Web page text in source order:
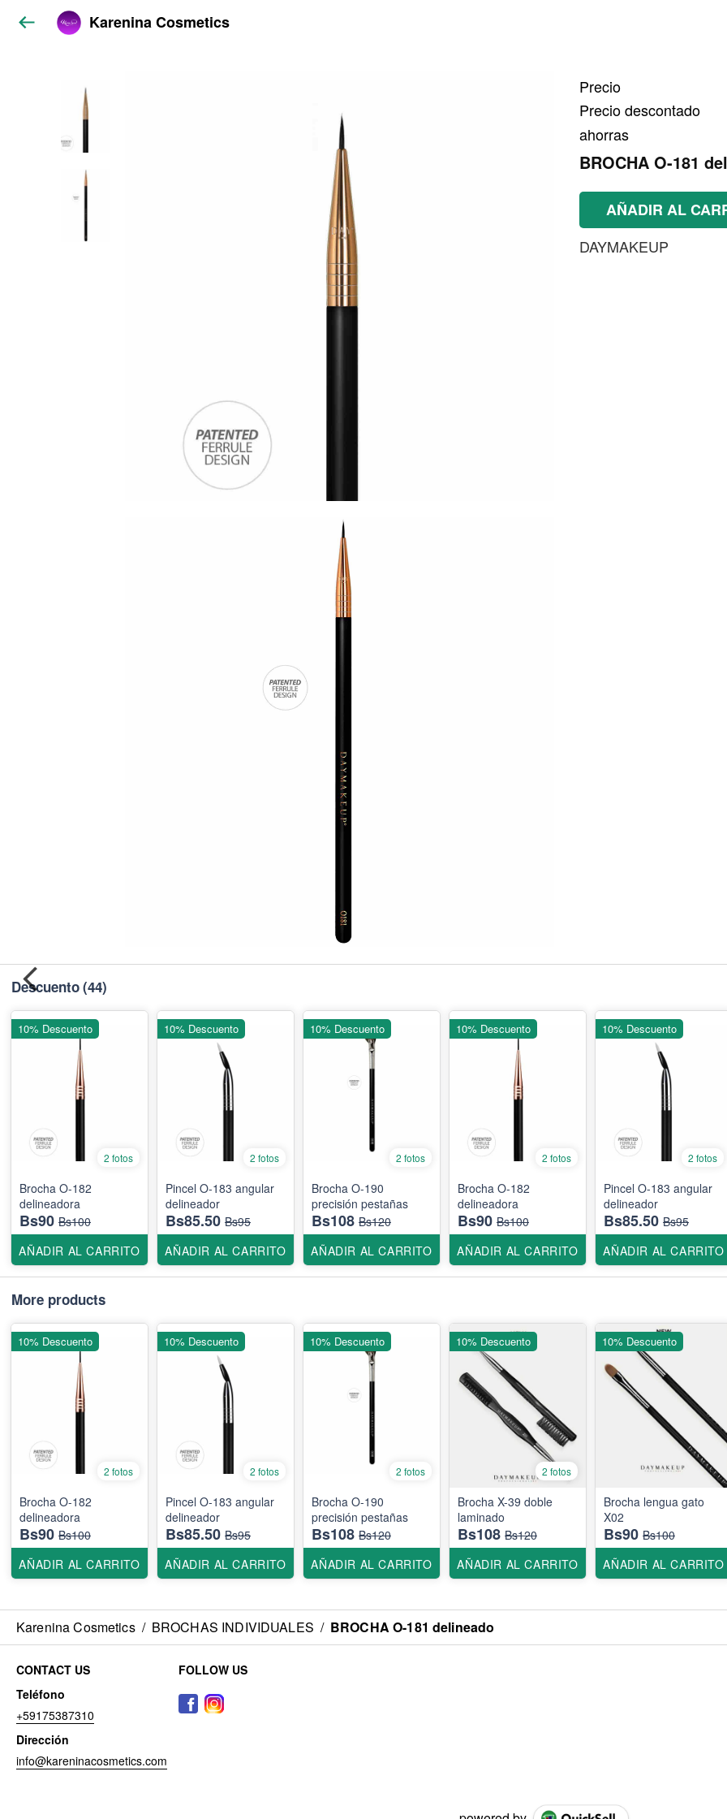
Karenina Cosmetics
Precio
Precio descontado
ahorras
BROCHA O-181
AÑADIR AL
DAYMAKEUP
Descuento(44)
2 fotos
Brocha O-182
delineadora
Bs90 Bs100
AÑADIR AL CARRITO
10% Descuento
2 fotos
Pincel O-183 angular
delineador
Bs85.50 Bs95
AÑADIR AL CARRITO
10% Descuento
2 fotos
Brocha O-190
precisión pestañas
Bs108 Bs120
AÑADIR AL CARRITO
10% Descuento
2 fotos
Brocha O-182
delineadora
Bs90 Bs100
AÑADIR AL CARRITO
10% Descuento
2 fotos
Pincel O-183 angular
delineador
Bs85.50 Bs95
AÑADIR AL CARRITO
10% Descuento
More products
2 fotos
Brocha O-182
delineadora
Bs90 Bs100
AÑADIR AL CARRITO
10% Descuento
2 fotos
Pincel O-183 angular
delineador
Bs85.50 Bs95
AÑADIR AL CARRITO
10% Descuento
2 fotos
Brocha O-190
precisión pestañas
Bs108 Bs120
AÑADIR AL CARRITO
10% Descuento
2 fotos
Brocha X-39 doble
laminado
Bs108 Bs120
AÑADIR AL CARRITO
10% Descuento
Brocha lengua gato
X02
Bs90 Bs100
AÑADIR AL CARRITO
10% Descuento
Karenina Cosmetics / BROCHAS INDIVIDUALES / BROCHA O-181 delineado
CONTACT US
Teléfono
+59175387310
Dirección
info@kareninacosmetics.com
FOLLOW US